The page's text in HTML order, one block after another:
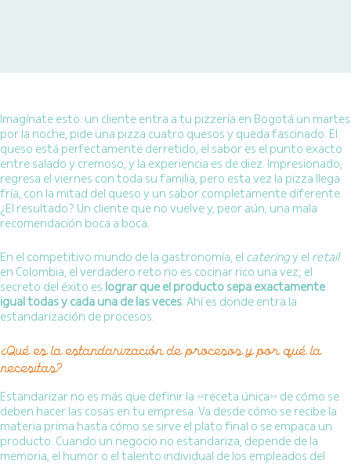
Imagínate esto: un cliente entra a tu pizzería en Bogotá un martes
por la noche, pide una pizza cuatro quesos y queda fascinado. El
queso está perfectamente derretido, el sabor es el punto exacto
entre salado y cremoso, y la experiencia es de diez. Impresionado,
regresa el viernes con toda su familia, pero esta vez la pizza llega
fría, con la mitad del queso y un sabor completamente diferente.
¿El resultado? Un cliente que no vuelve y, peor aún, una mala
recomendación boca a boca.
En el competitivo mundo de la gastronomía, el cateringy el retail
en Colombia, el verdadero reto no es cocinar rico una vez; el
secreto del éxito es lograr que el producto sepa exactamente
igual todas y cada una de las veces. Ahí es donde entra la
estandarización de procesos.
¿Qué es la estandarización de procesos y por qué la
necesitas?
Estandarizar no es más que definir la «receta única» de cómo se
deben hacer las cosas en tu empresa. Va desde cómo se recibe la
materia prima hasta cómo se sirve el plato final o se empaca un
producto. Cuando un negocio no estandariza, depende de la
memoria, el humor o el talento individual de los empleados del